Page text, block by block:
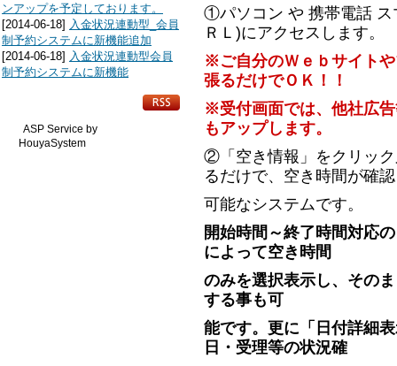
①パソコン や 携帯電話 ス
ＲＬ)にアクセスします。
※ご自分のＷｅｂサイト
張るだけでＯＫ！！
※受付画面では、他社広
もアップします。
②「空き情報」をクリッ
るだけで、空き時間が確認
可能なシステムです。
開始時間～終了時間対応
によって空き時間
のみを選択表示し、その
する事も可
能です。更に「日付詳細
日・受理等の状況確
ンアップを予定しております。
[2014-06-18] 入金状況連動型_会員
制予約システムに新機能追加
[2014-06-18] 入金状況連動型会員
制予約システムに新機能
ASP Service by
HouyaSystem